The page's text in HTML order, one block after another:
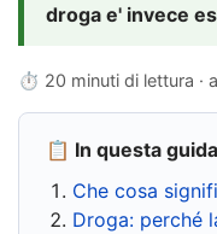
droga e' invece
⏱ 20 minuti di lettura ·
📋 In questa guida
Che cosa
Droga: perché